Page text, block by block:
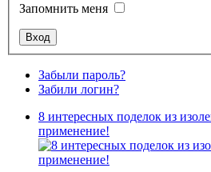
Запомнить меня
Забыли пароль?
Забили логин?
8 интересных поделок из
применение!